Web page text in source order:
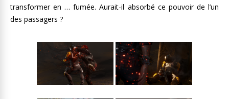
transformer en … fumée. Aurait-il absorbé ce pouvoir de l’un
des passagers ?